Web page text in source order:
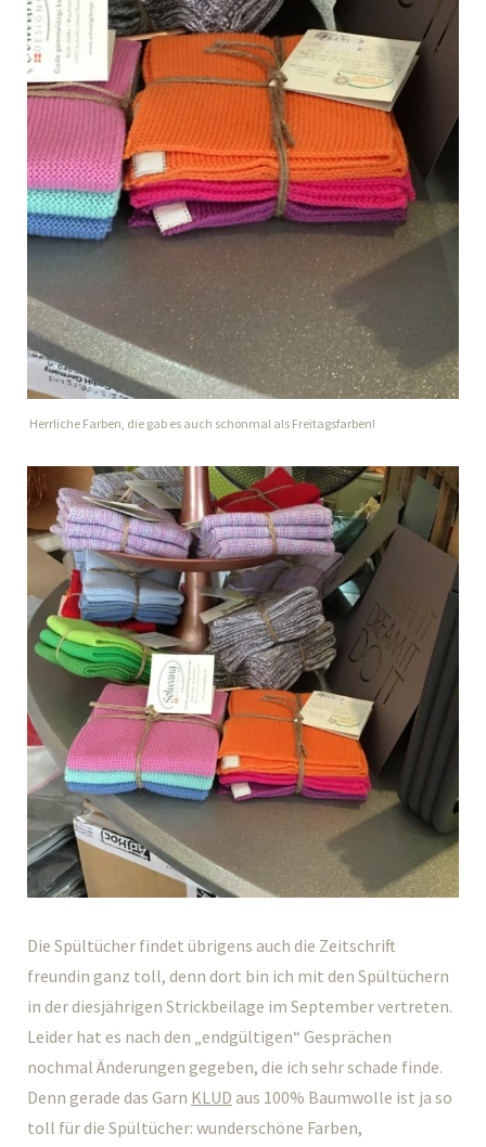
Herrliche Farben, die gab es auch schonmal als Freitagsfarben!
Die Spültücher findet übrigens auch die Zeitschrift
freundin ganz toll, denn dort bin ich mit den Spültüchern
in der diesjährigen Strickbeilage im September vertreten.
Leider hat es nach den „endgültigen“ Gesprächen
nochmal Änderungen gegeben, die ich sehr schade finde.
Denn gerade das Garn KLUD aus 100% Baumwolle ist ja so
toll für die Spültücher: wunderschöne Farben,